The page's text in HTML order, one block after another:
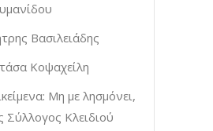
Βασιλειάδης
Κοψαχείλη
Μη με λησμόνει,
Σύλλογος Κλειδιού